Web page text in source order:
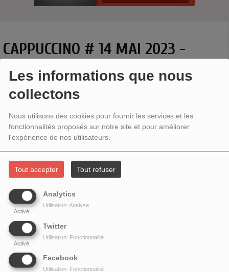
Les informations que nous
collectons
Nous utilisons des cookies pour fournir les services et les
fonctionnalités proposés sur notre site et pour améliorer
l'expérience de nos utilisateurs.
Tout accepter Tout refuser
Analytics
Activé
Utilisation: Analyse
Twitter
Activé
Utilisation: Fonctionnalité
Facebook
Utilisation: Fonctionnalité
CAPPUCCINO # 14 MAI 2023 -
INVITÉ : LE CLUB MARIO LANZA DE
PARIS
Club Mario Lanza de Paris